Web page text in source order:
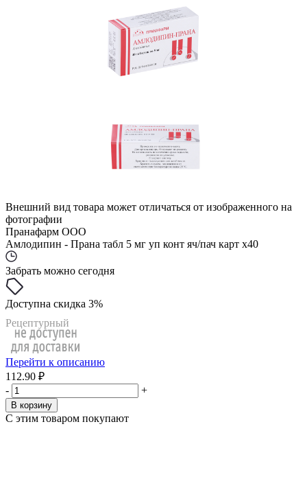
Внешний вид товара может отличаться от изображенного на
фотографии
Пранафарм ООО
Амлодипин - Прана табл 5 мг уп конт яч/пач карт x40
Забрать можно сегодня
Доступна скидка 3%
Рецептурный
Перейти к описанию
112.90 ₽
-
+
В корзину
С этим товаром покупают